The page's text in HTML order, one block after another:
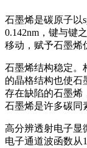
石墨烯是碳原子以
0.142nm，键与键
移动，赋予石墨烯
石墨烯结构稳定。
的晶格结构也使石
存在缺陷的石墨烯
石墨烯是许多碳同
高分辨透射电子显
电子通道波函数从